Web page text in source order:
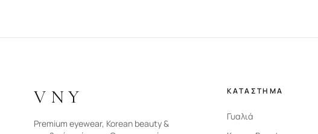
VNY
Premium eyewear, Korean beauty &
ΚΑΤΑΣΤΗΜΑ
Γυαλιά